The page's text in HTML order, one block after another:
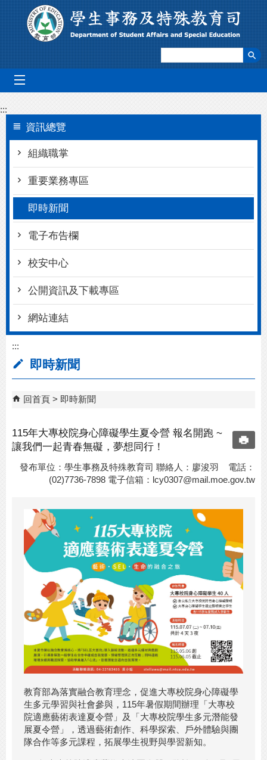
跳到主要內容區塊
:::
資訊總覽
組織職掌
重要業務專區
即時新聞
電子布告欄
校安中心
公開資訊及下載專區
網站連結
:::
即時新聞
回首頁 即時新聞
115年大專校院身心障礙學生夏令營 報名開跑 ~
讓我們一起青春無礙，夢想同行！
發布單位：學生事務及特殊教育司 聯絡人：廖浚羽 電話：
(02)7736-7898 電子信箱： lcy0307@mail.moe.gov.tw
教育部為落實融合教育理念，促進大專校院身心障礙學
生多元學習與社會參與，115年暑假期間辦理「大專校
院適應藝術表達夏令營」及「大專校院學生多元潛能發
展夏令營」，透過藝術創作、科學探索、戶外體驗與團
隊合作等多元課程，拓展學生視野與學習新知。